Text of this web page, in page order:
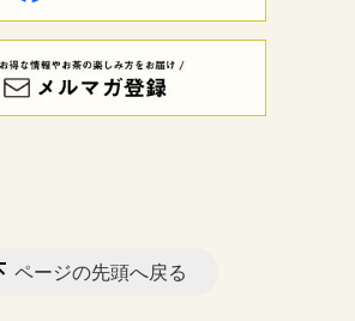
ページの先頭へ戻る